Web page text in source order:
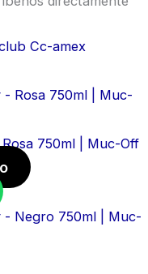
Cc-amex
750ml | Muc-Off